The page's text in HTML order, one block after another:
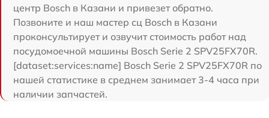
центр Bosch в Казани и привезет обратно.
Позвоните и наш мастер сц Bosch в Казани
проконсультирует и озвучит стоимость работ над
посудомоечной машины Bosch Serie 2 SPV25FX70R.
[dataset:services:name] Bosch Serie 2 SPV25FX70R по
нашей статистике в среднем занимает 3-4 часа при
наличии запчастей.